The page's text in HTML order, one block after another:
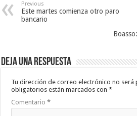
Previous
Este martes comienza otro paro
bancario
Deja una respuesta
Tu dirección de correo electrónico no será
obligatorios están marcados con*
Comentario*